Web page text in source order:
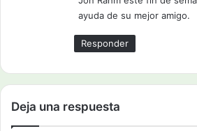
ayuda de su mejor amigo.
Responder
Deja una respuesta